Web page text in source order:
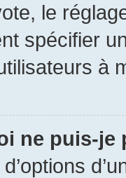
le
spécifier
à
ne puis-je